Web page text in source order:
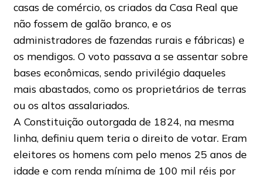
casas de comércio, os criados da Casa Real que
não fossem de galão branco, e os
administradores de fazendas rurais e fábricas) e
os mendigos. O voto passava a se assentar sobre
bases econômicas, sendo privilégio daqueles
mais abastados, como os proprietários de terras
ou os altos assalariados.
A Constituição outorgada de 1824, na mesma
linha, definiu quem teria o direito de votar. Eram
eleitores os homens com pelo menos 25 anos de
idade e com renda mínima de 100 mil réis por